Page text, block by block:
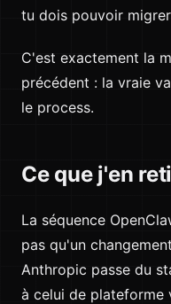
tu dois pouvoir
C'est exactement la
précédent : la vraie
le process.
Ce que j'en
La séquence
pas qu'un
Anthropic passe du
à celui de plateforme